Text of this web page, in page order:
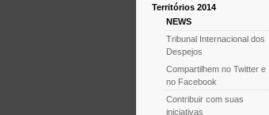
Territórios 2014
NEWS
Tribunal Internacional dos
Despejos
Compartilhem no Twitter e
no Facebook
Contribuir com suas
iniciativas